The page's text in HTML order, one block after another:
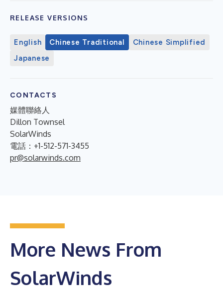
RELEASE VERSIONS
English Chinese Traditional
Chinese Simplified
Japanese
CONTACTS
媒體聯絡人
Dillon Townsel
SolarWinds
電話：+1-512-571-3455
pr@solarwinds.com
More News From
SolarWinds